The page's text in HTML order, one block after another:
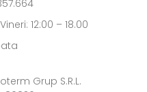
12:00 – 18.00
Grup S.R.L.